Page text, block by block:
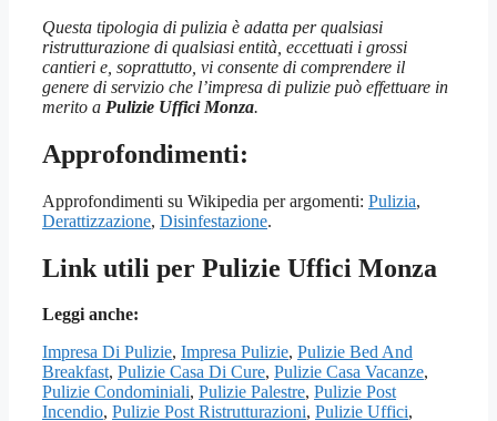
Questa tipologia di pulizia è adatta per qualsiasi
ristrutturazione di qualsiasi entità, eccettuati i grossi
cantieri e, soprattutto, vi consente di comprendere il
genere di servizio che l’impresa di pulizie può effettuare in
merito a Pulizie Uffici Monza.
Approfondimenti:
Approfondimenti su Wikipedia per argomenti: Pulizia,
Derattizzazione, Disinfestazione.
Link utili per Pulizie Uffici Monza
Leggi anche:
Impresa Di Pulizie, Impresa Pulizie, Pulizie Bed And
Breakfast, Pulizie Casa Di Cure, Pulizie Casa Vacanze,
Pulizie Condominiali, Pulizie Palestre, Pulizie Post
Incendio, Pulizie Post Ristrutturazioni, Pulizie Uffici,